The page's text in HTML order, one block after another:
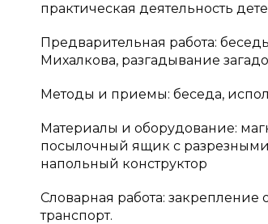
практическая деятельность
Предварительная работа:
Михалкова, разгадывание
Методы и приемы: беседа,
Материалы и оборудование:
посылочный ящик с
напольный конструктор
Словарная работа:
транспорт.